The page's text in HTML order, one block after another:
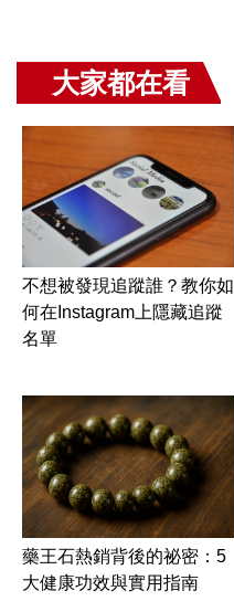
大家都在看
不想被發現追蹤誰？教你如
何在Instagram上隱藏追蹤
名單
藥王石熱銷背後的祕密：5
大健康功效與實用指南